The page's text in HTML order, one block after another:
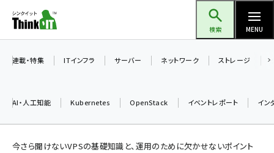
ン
ツ
検索 MENU
連載・特集 ITインフラ サーバー ネットワーク ストレージ
AI・人工知能 Kubernetes OpenStack イベントレポート イン
今さら聞けないVPSの基礎知識と、運用のために欠かせないポイント